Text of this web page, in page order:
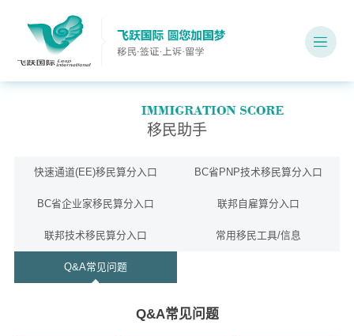
移民助手
快速通道(EE)移民算分入口 BC省PNP技术移民算分入口
BC省企业家移民算分入口 联邦自雇算分入口
联邦技术移民算分入口 常用移民工具/信息
Q&A常见问题
Q&A常见问题